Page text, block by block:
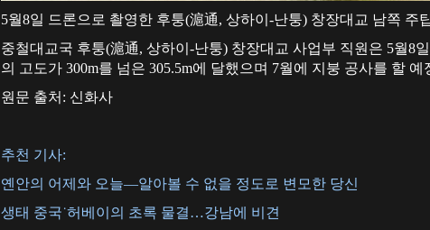
5월8일 드론으로 촬영한 후퉁(滬通, 상하이-난퉁) 창장대교 남쪽 주
중철대교국 후퉁(滬通, 상하이-난퉁) 창장대교 사업부 직원은 5월8
의 고도가 300m를 넘은 305.5m에 달했으며 7월에 지붕 공사를 할
원문 출처: 신화사
추천 기사:
옌안의 어제와 오늘—알아볼 수 없을 정도로 변모한 당신
생태 중국˙허베이의 초록 물결…강남에 비견